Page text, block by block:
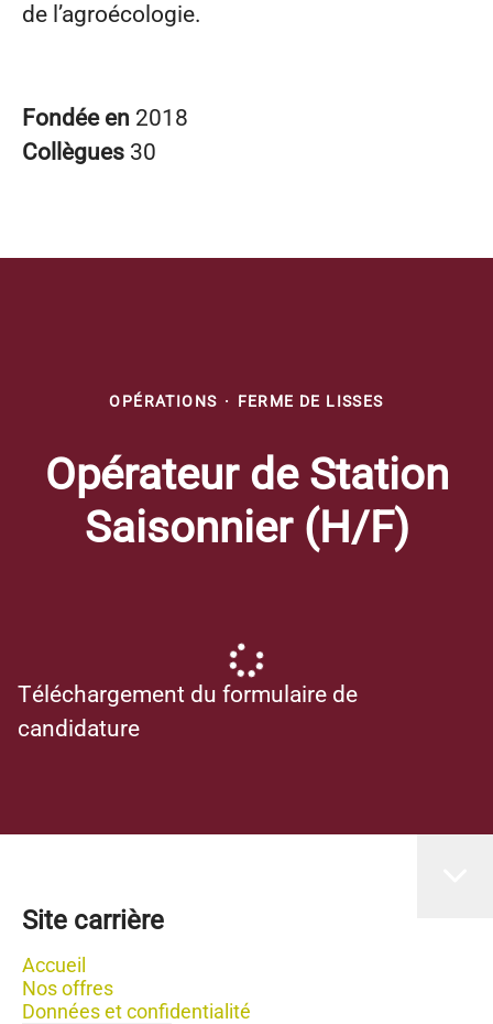
de l’agroécologie.
Fondée en 2018
Collègues 30
OPÉRATIONS · FERME DE LISSES
Opérateur de Station
Saisonnier (H/F)
Téléchargement du formulaire de
candidature
Site carrière
Accueil
Nos offres
Données et confidentialité